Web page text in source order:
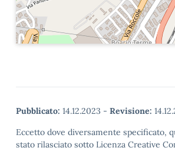
Pubblicato: 14.12.2023 - Revisione:
Eccetto dove diversamente specificato,
stato rilasciato sotto Licenza Creative